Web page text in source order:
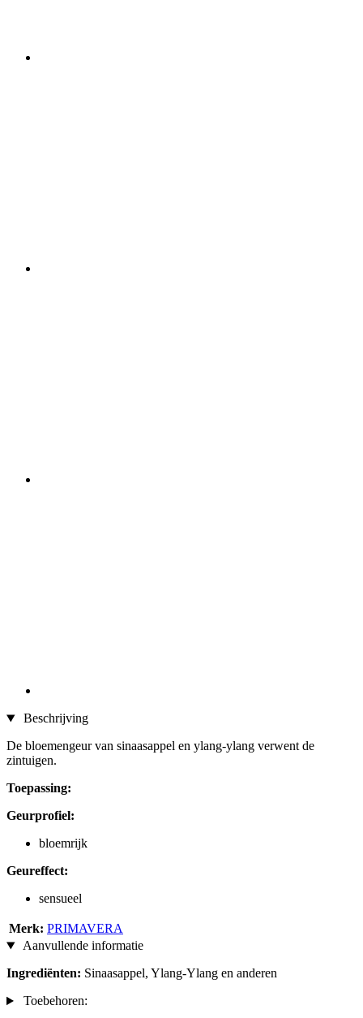
Beschrijving
De bloemengeur van sinaasappel en ylang-ylang verwent de
zintuigen.
Toepassing:
Geurprofiel:
bloemrijk
Geureffect:
sensueel
Merk: PRIMAVERA
Aanvullende informatie
Ingrediënten: Sinaasappel, Ylang-Ylang en anderen
Toebehoren: